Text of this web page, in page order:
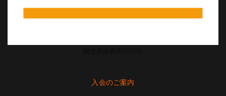
入会のご案内